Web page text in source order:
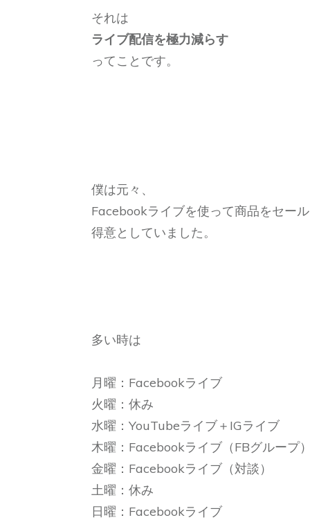
それは
ライブ配信を極力減らす
ってことです。
僕は元々、
Facebookライブを使って商品をセー
得意としていました。
多い時は
月曜：Facebookライブ
火曜：休み
水曜：YouTubeライブ＋IGライブ
木曜：Facebookライブ（FBグループ）
金曜：Facebookライブ（対談）
土曜：休み
日曜：Facebookライブ